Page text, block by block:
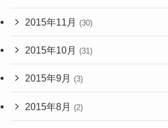
2015年11月 (30)
2015年10月 (31)
2015年9月 (3)
2015年8月 (2)